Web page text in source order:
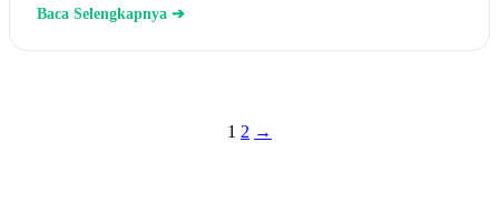
Baca Selengkapnya ➔
Posts
1 2 →